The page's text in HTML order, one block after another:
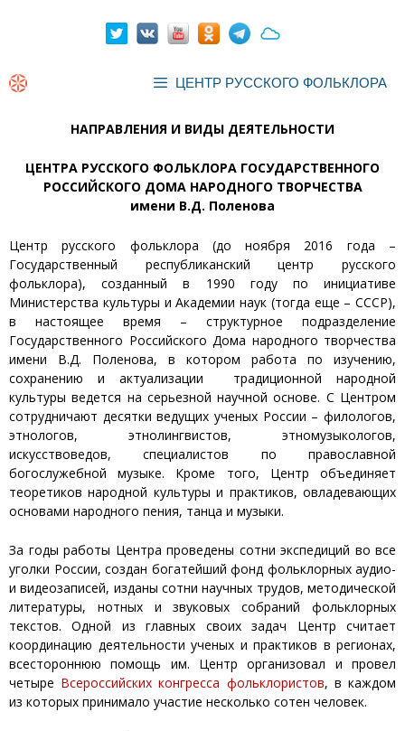
ЦЕНТР РУССКОГО ФОЛЬКЛОРА
НАПРАВЛЕНИЯ И ВИДЫ ДЕЯТЕЛЬНОСТИ
ЦЕНТРА РУССКОГО ФОЛЬКЛОРА ГОСУДАРСТВЕННОГО
РОССИЙСКОГО ДОМА НАРОДНОГО ТВОРЧЕСТВА
имени В.Д. Поленова
Центр русского фольклора (до ноября 2016 года –
Государственный республиканский центр русского
фольклора), созданный в 1990 году по инициативе
Министерства культуры и Академии наук (тогда еще – СССР),
в настоящее время – структурное подразделение
Государственного Российского Дома народного творчества
имени В.Д. Поленова, в котором работа по изучению,
сохранению и актуализации традиционной народной
культуры ведется на серьезной научной основе. С Центром
сотрудничают десятки ведущих ученых России – филологов,
этнологов, этнолингвистов, этномузыкологов,
искусствоведов, специалистов по православной
богослужебной музыке. Кроме того, Центр объединяет
теоретиков народной культуры и практиков, овладевающих
основами народного пения, танца и музыки.
За годы работы Центра проведены сотни экспедиций во все
уголки России, создан богатейший фонд фольклорных аудио-
и видеозаписей, изданы сотни научных трудов, методической
литературы, нотных и звуковых собраний фольклорных
текстов. Одной из главных своих задач Центр считает
координацию деятельности ученых и практиков в регионах,
всестороннюю помощь им. Центр организовал и провел
четыре Всероссийских конгресса фольклористов, в каждом
из которых принимало участие несколько сотен человек.